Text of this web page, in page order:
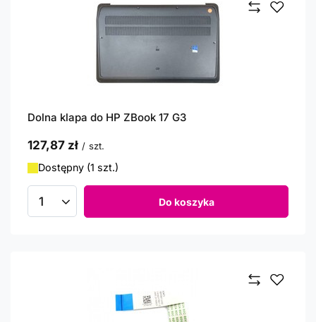
Dolna klapa do HP ZBook 17 G3
127,87 zł / szt.
Dostępny (1 szt.)
Ilość produktów Do koszyka